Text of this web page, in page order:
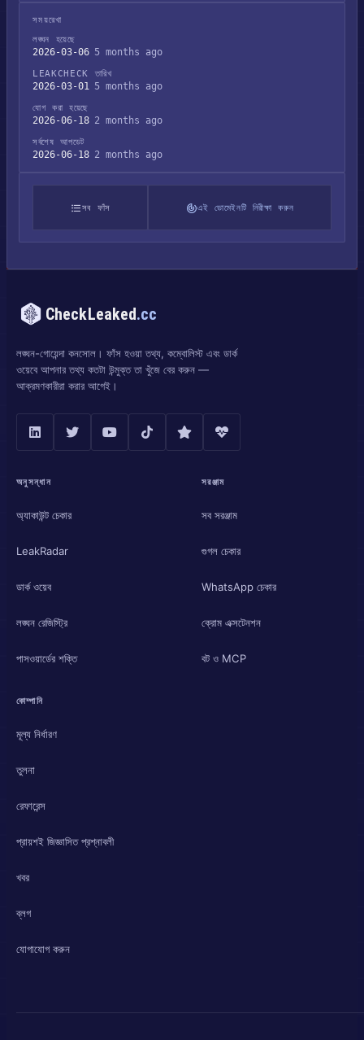
সময়রেখা
লঙ্ঘন হয়েছে
2026-03-06 5 months ago
LEAKCHECK তারিখ
2026-03-01 5 months ago
যোগ করা হয়েছে
2026-06-18 2 months ago
সর্বশেষ আপডেট
2026-06-18 2 months ago
সব ফাঁস এই ডোমেইনটি নিরীক্ষা করুন
CheckLeaked.cc
লঙ্ঘন-গোয়েন্দা কনসোল। ফাঁস হওয়া তথ্য, কম্বোলিস্ট এবং ডার্ক
ওয়েবে আপনার তথ্য কতটা উন্মুক্ত তা খুঁজে বের করুন —
আক্রমণকারীরা করার আগেই।
অনুসন্ধান
অ্যাকাউন্ট চেকার
LeakRadar
ডার্ক ওয়েব
লঙ্ঘন রেজিস্ট্রি
পাসওয়ার্ডের শক্তি
সরঞ্জাম
সব সরঞ্জাম
গুগল চেকার
WhatsApp চেকার
ক্রোম এক্সটেনশন
বট ও MCP
কোম্পানি
মূল্য নির্ধারণ
তুলনা
রেফারেন্স
প্রায়শই জিজ্ঞাসিত প্রশ্নাবলী
খবর
ব্লগ
যোগাযোগ করুন